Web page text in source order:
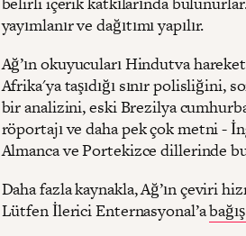
yayımlanır ve dağıtımı yapılır.
Ağ’ın okuyucuları Hindutva
Afrika'ya taşıdığı sınır polisliğini,
bir analizini, eski Brezilya
röportajı ve daha pek çok metni -
Almanca ve Portekizce dillerinde
Daha fazla kaynakla, Ağ’ın çeviri
Lütfen İlerici Enternasyonal’a